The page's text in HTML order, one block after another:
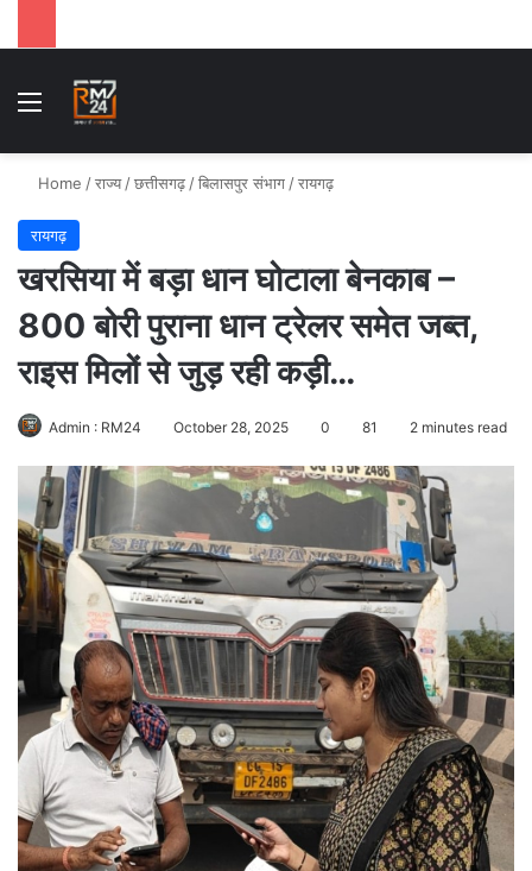
Menu
Home /राज्य /छत्तीसगढ़ /बिलासपुर संभाग /रायगढ़
रायगढ़
खरसिया में बड़ा धान घोटाला बेनकाब –
800 बोरी पुराना धान ट्रेलर समेत जब्त,
राइस मिलों से जुड़ रही कड़ी…
Admin : RM24 October 28, 2025 0 81 2 minutes read